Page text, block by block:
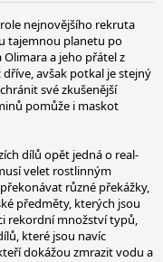
nejnovějšího rekruta
tajemnou planetu po
a jeho přátel z
dříve, avšak potkal je stejný
své zkušenější
pomůže i maskot
dílů opět jedná o real-
velet rostlinným
různé překážky,
předměty, kterých jsou
rekordní množství typů,
které jsou navíc
dokážou zmrazit vodu a